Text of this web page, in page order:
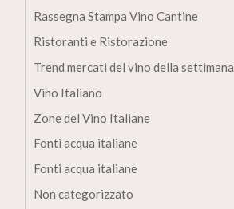
Rassegna Stampa Vino Cantine
Ristoranti e Ristorazione
Trend mercati del vino della settimana
Vino Italiano
Zone del Vino Italiane
Fonti acqua italiane
Fonti acqua italiane
Non categorizzato